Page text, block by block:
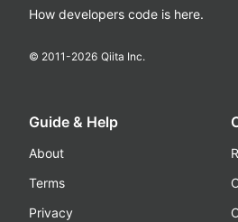
How developers code is here.
© 2011-2026 Qiita Inc.
Guide & Help
About
Terms
Privacy